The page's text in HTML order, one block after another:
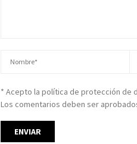
* Acepto la política de protección de
Los comentarios deben ser